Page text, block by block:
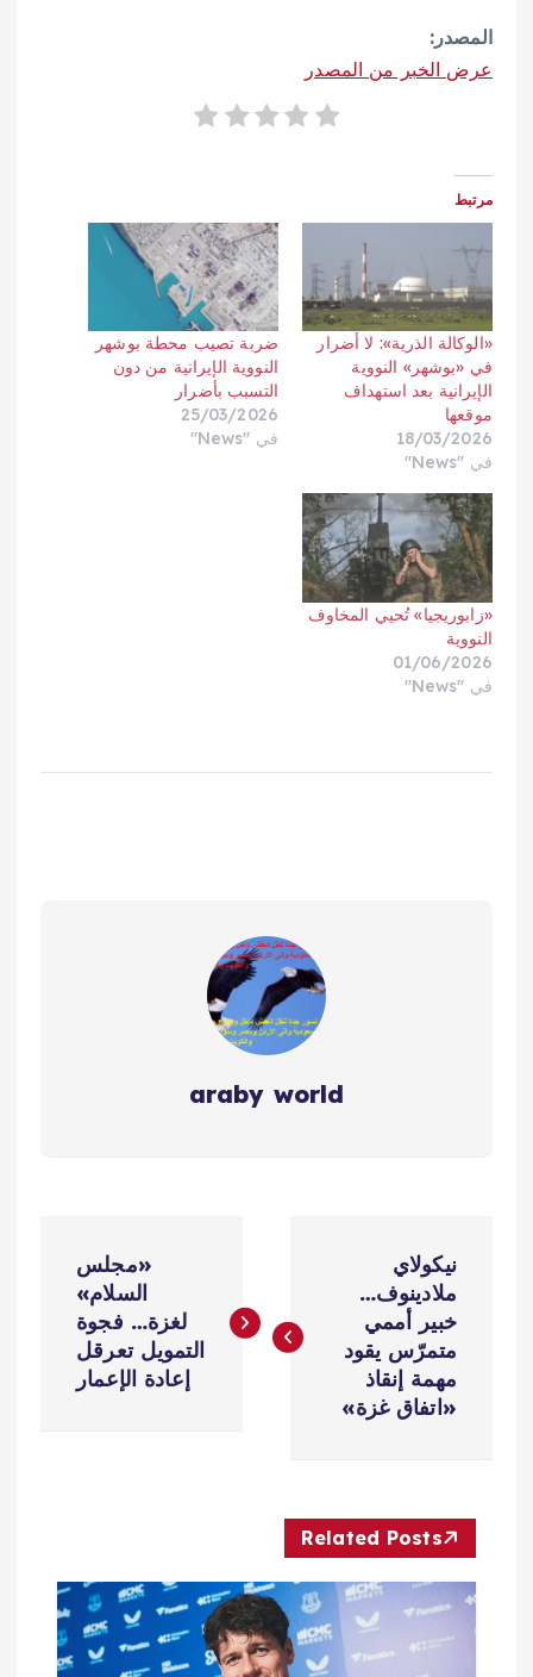
المصدر:
عرض الخبر من المصدر
مرتبط
«الوكالة الذرية»: لا أضرار
في «بوشهر» النووية
الإيرانية بعد استهداف
موقعها
18/03/2026
في "News"
ضربة تصيب محطة بوشهر
النووية الإيرانية من دون
التسبب بأضرار
25/03/2026
في "News"
«زابوريجيا» تُحيي المخاوف
النووية
01/06/2026
في "News"
araby world
ص
م
ق
نيكولاي
ملادينوف…
خبير أممي
متمرّس يقود
مهمة إنقاذ
«اتفاق غزة»
«مجلس
السلام»
لغزة… فجوة
التمويل تعرقل
إعادة الإعمار
Related Posts